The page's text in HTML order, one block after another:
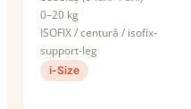
0–20 kg
ISOFIX / centură / isofix-
support-leg
i-Size